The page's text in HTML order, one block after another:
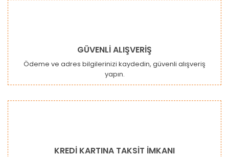
Gönder
GÜVENLİ ALIŞVERİŞ
Ödeme ve adres bilgilerinizi kaydedin, güvenli alışveriş
yapın.
KREDİ KARTINA TAKSİT İMKANI